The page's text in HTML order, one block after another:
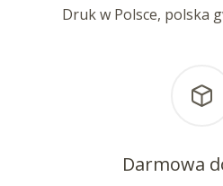
Druk w Polsce, polska
Darmowa